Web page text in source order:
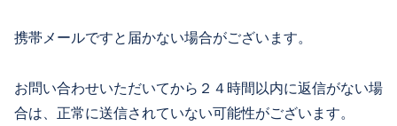
ます。
■ 個人情報の利用目的
携帯メールですと届かない場合がございます。
お問い合わせいただいてから２４時間以内に返信がない場
合は、正常に送信されていない可能性がございます。